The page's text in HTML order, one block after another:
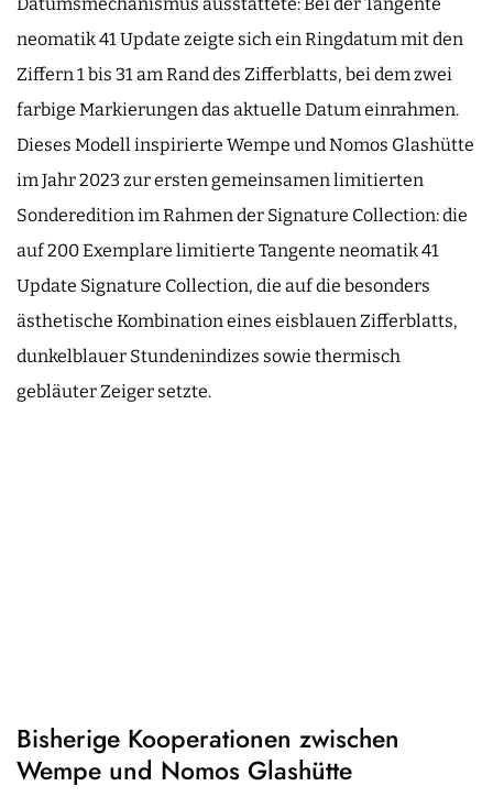
neomatik 41 Update zeigte sich ein Ringdatum mit den
Ziffern 1 bis 31 am Rand des Zifferblatts, bei dem zwei
farbige Markierungen das aktuelle Datum einrahmen.
Dieses Modell inspirierte Wempe und Nomos Glashütte
im Jahr 2023 zur ersten gemeinsamen limitierten
Sonderedition im Rahmen der Signature Collection: die
auf 200 Exemplare limitierte Tangente neomatik 41
Update Signature Collection, die auf die besonders
ästhetische Kombination eines eisblauen Zifferblatts,
dunkelblauer Stundenindizes sowie thermisch
gebläuter Zeiger setzte.
Bisherige Kooperationen zwischen
Wempe und Nomos Glashütte